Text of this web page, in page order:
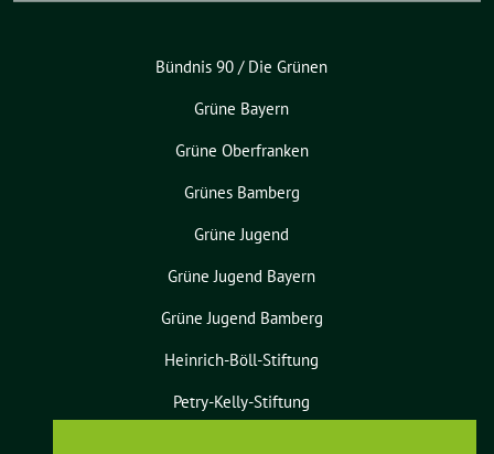
Bündnis 90 / Die Grünen
Grüne Bayern
Grüne Oberfranken
Grünes Bamberg
Grüne Jugend
Grüne Jugend Bayern
Grüne Jugend Bamberg
Heinrich-Böll-Stiftung
Petry-Kelly-Stiftung